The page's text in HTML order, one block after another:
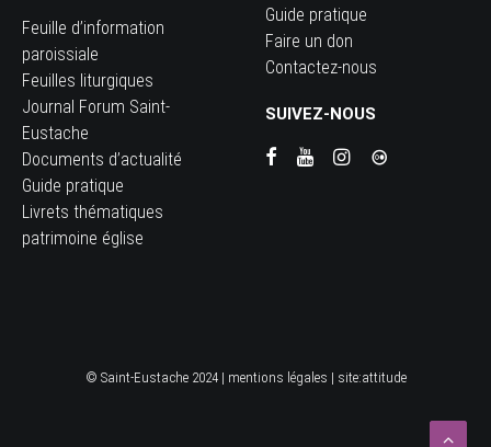
Feuille d’information
paroissiale
Feuilles liturgiques
Journal Forum Saint-
Eustache
Documents d’actualité
Guide pratique
Livrets thématiques
patrimoine église
Guide pratique
Faire un don
Contactez-nous
SUIVEZ-NOUS
© Saint-Eustache 2024 | mentions légales | site:attitude